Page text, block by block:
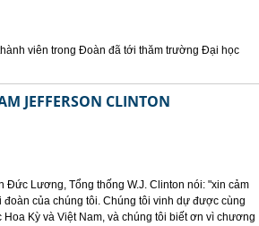
viên trong Đoàn đã tới thăm trường Đại học
JEFFERSON CLINTON
Lương, Tổng thống W.J. Clinton nói: "xin cảm
của chúng tôi. Chúng tôi vinh dự được cùng
Kỳ và Việt Nam, và chúng tôi biết ơn vì chương